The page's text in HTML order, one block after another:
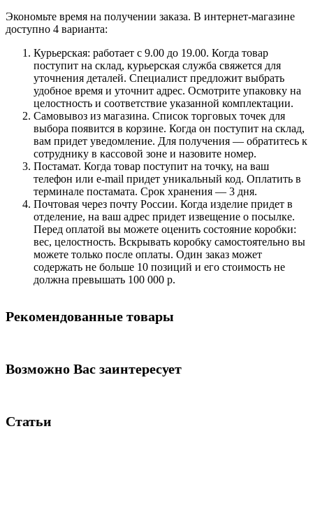
Экономьте время на получении заказа. В интернет-магазине
доступно 4 варианта:
Курьерская: работает с 9.00 до 19.00. Когда товар
поступит на склад, курьерская служба свяжется для
уточнения деталей. Специалист предложит выбрать
удобное время и уточнит адрес. Осмотрите упаковку на
целостность и соответствие указанной комплектации.
Самовывоз из магазина. Список торговых точек для
выбора появится в корзине. Когда он поступит на склад,
вам придет уведомление. Для получения — обратитесь к
сотруднику в кассовой зоне и назовите номер.
Постамат. Когда товар поступит на точку, на ваш
телефон или e-mail придет уникальный код. Оплатить в
терминале постамата. Срок хранения — 3 дня.
Почтовая через почту России. Когда изделие придет в
отделение, на ваш адрес придет извещение о посылке.
Перед оплатой вы можете оценить состояние коробки:
вес, целостность. Вскрывать коробку самостоятельно вы
можете только после оплаты. Один заказ может
содержать не больше 10 позиций и его стоимость не
должна превышать 100 000 р.
Рекомендованные товары
Возможно Вас заинтересует
Статьи